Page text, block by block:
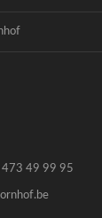
473 49 99 95